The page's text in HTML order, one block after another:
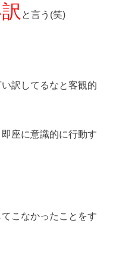
と言う(笑)
訳してるなと客観的
座に意識的に行動す
こなかったことをす